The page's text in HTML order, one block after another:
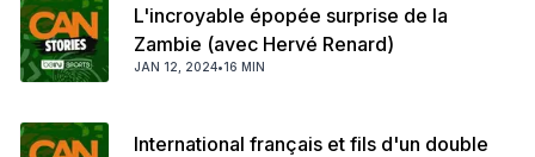
L'incroyable épopée surprise de la
Zambie (avec Hervé Renard)
JAN 12, 2024•16 MIN
International français et fils d'un double